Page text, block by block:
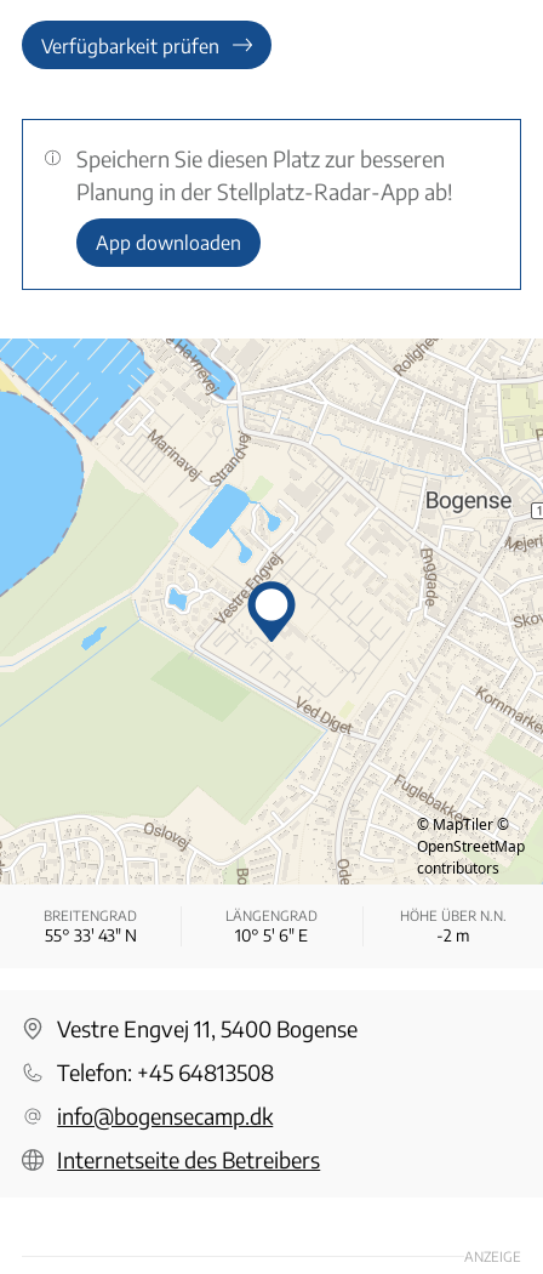
Verfügbarkeit prüfen
Speichern Sie diesen Platz zur besseren
Planung in der Stellplatz-Radar-App ab!
App downloaden
© MapTiler©
OpenStreetMap
contributors
BREITENGRAD
55° 33′ 43″ N
LÄNGENGRAD
10° 5′ 6″ E
HÖHE ÜBER N.N.
-2 m
Vestre Engvej 11, 5400 Bogense
Telefon: +45 64813508
info@bogensecamp.dk
Internetseite des Betreibers
ANZEIGE